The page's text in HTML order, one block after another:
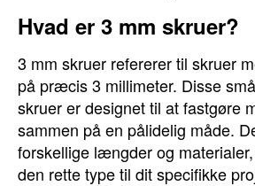
Hvad er 3 mm skruer?
3 mm skruer refererer til skruer
på præcis 3 millimeter. Disse
skruer er designet til at fastgøre
sammen på en pålidelig måde.
forskellige længder og
den rette type til dit specifikke